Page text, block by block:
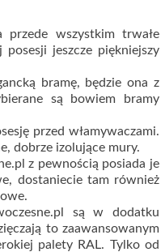
wszystkim trwałe
jeszcze piękniejszy
bramę, będzie ona z
są bowiem bramy
przed włamywaczami.
dobrze izolujące mury.
z pewnością posiada je
dostaniecie tam również
są w dodatku
to zaawansowanym
palety RAL. Tylko od